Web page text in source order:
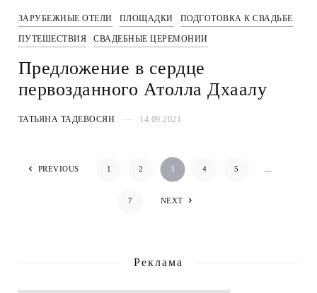
ЗАРУБЕЖНЫЕ ОТЕЛИ ПЛОЩАДКИ ПОДГОТОВКА К СВАДЬБЕ
ПУТЕШЕСТВИЯ СВАДЕБНЫЕ ЦЕРЕМОНИИ
Предложение в сердце
первозданного Атолла Дхаалу
ТАТЬЯНА ТАДЕВОСЯН 14.09.2021
PREVIOUS 1 2 3 4 5
7 NEXT
Реклама